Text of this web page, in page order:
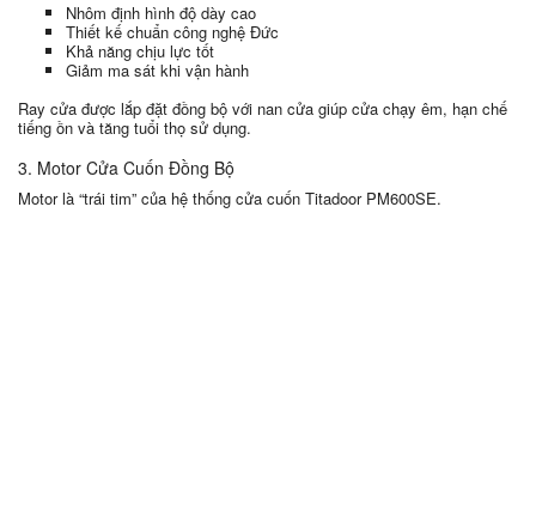
Nhôm định hình độ dày cao
Thiết kế chuẩn công nghệ Đức
Khả năng chịu lực tốt
Giảm ma sát khi vận hành
Ray cửa được lắp đặt đồng bộ với nan cửa giúp cửa chạy êm, hạn chế
tiếng ồn và tăng tuổi thọ sử dụng.
3. Motor Cửa Cuốn Đồng Bộ
Motor là “trái tim” của hệ thống cửa cuốn Titadoor PM600SE.